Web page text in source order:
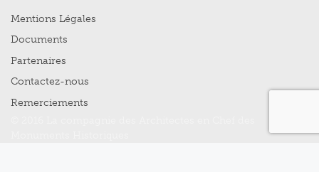
Mentions Légales
Documents
Partenaires
Contactez-nous
Remerciements